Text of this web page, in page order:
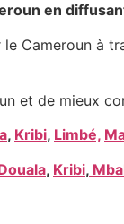
en
Cameroun à
et de mieux
, Kribi, Limbé,
, Kribi,